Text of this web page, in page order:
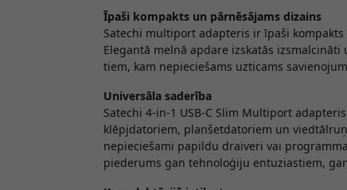
Īpaši kompakts un pārnēsājams dizains
Satechi multiport adapteris ir īpaši
Elegantā melnā apdare izskatās
tiem, kam nepieciešams uzticams
Universāla saderība
Satechi 4-in-1 USB-C Slim Multiport
klēpjdatoriem, planšetdatoriem un
nepieciešami papildu draiveri vai
piederums gan tehnoloģiju entuziastiem,